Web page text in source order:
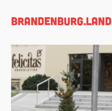
brandenburg.land